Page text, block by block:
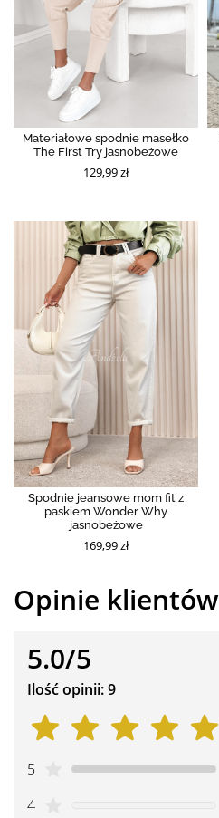
Materiałowe spodnie masełko
The First Try jasnobeżowe
129,99 zł
Spodnie jeansowe mom fit z
paskiem Wonder Why
jasnobeżowe
169,99 zł
Opinie klientów
5.0/5
Ilość opinii: 9
5
4